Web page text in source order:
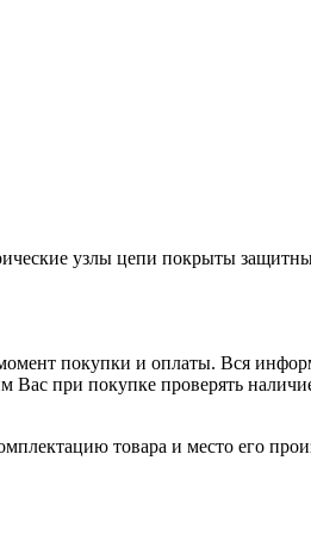
узлы цепи покрыты
покупки и оплаты. Вся
Вас при покупке проверять
товара и место его